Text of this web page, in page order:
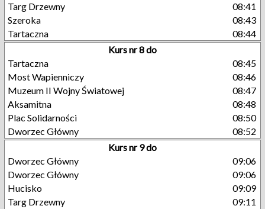
Targ Drzewny
08:41
Szeroka
08:43
Tartaczna
08:44
Kurs nr 8 do
Tartaczna
08:45
Most Wapienniczy
08:46
Muzeum II Wojny Światowej
08:47
Aksamitna
08:48
Plac Solidarności
08:50
Dworzec Główny
08:52
Kurs nr 9 do
Dworzec Główny
09:06
Dworzec Główny
09:06
Hucisko
09:09
Targ Drzewny
09:11